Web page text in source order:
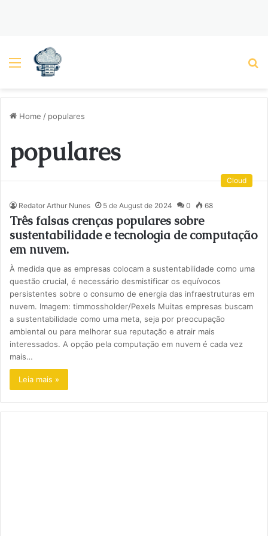
Menu
Home / populares
populares
Cloud
Redator Arthur Nunes 5 de August de 2024 0 68
Três falsas crenças populares sobre
sustentabilidade e tecnologia de computação
em nuvem.
À medida que as empresas colocam a sustentabilidade como uma
questão crucial, é necessário desmistificar os equívocos
persistentes sobre o consumo de energia das infraestruturas em
nuvem. Imagem: timmossholder/Pexels Muitas empresas buscam
a sustentabilidade como uma meta, seja por preocupação
ambiental ou para melhorar sua reputação e atrair mais
interessados. A opção pela computação em nuvem é cada vez
mais…
Leia mais »